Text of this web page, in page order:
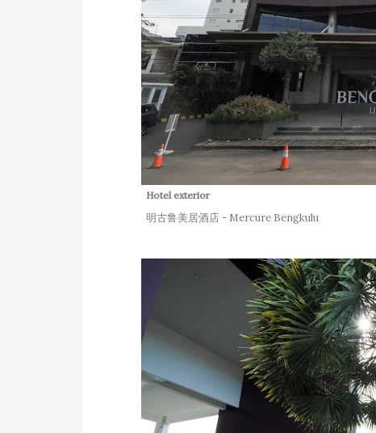
Hotel exterior
明古鲁美居酒店 - Mercure Bengkulu